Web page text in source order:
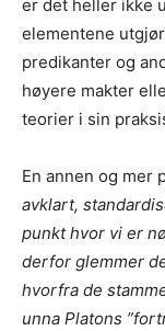
er det heller ikke
elementene
predikanter og
høyere makter
teorier i sin
En annen og mer
avklart,
punkt hvor vi er
derfor glemmer
hvorfra de
unna Platons